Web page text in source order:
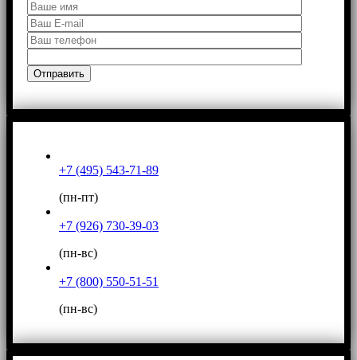
+7 (495) 543-71-89
(пн-пт)
+7 (926) 730-39-03
(пн-вс)
+7 (800) 550-51-51
(пн-вс)